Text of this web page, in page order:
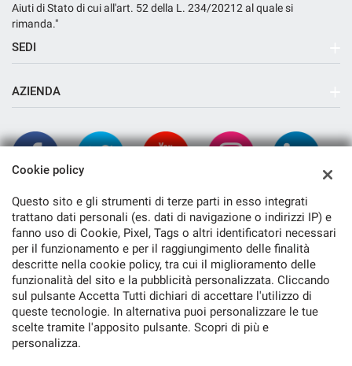
Aiuti di Stato di cui all'art. 52 della L. 234/20212 al quale si
rimanda."
SEDI
AZIENDA
TORNA IN CIMA
Copyright © 2026 Cambiocorsa Srl - P.IVA 01243710116 -
l'informativa sulla privacy
Cookie policy
Questo sito e gli strumenti di terze parti in esso integrati
trattano dati personali (es. dati di navigazione o indirizzi IP) e
fanno uso di Cookie, Pixel, Tags o altri identificatori necessari
per il funzionamento e per il raggiungimento delle finalità
descritte nella cookie policy, tra cui il miglioramento delle
funzionalità del sito e la pubblicità personalizzata. Cliccando
sul pulsante Accetta Tutti dichiari di accettare l'utilizzo di
queste tecnologie. In alternativa puoi personalizzare le tue
scelte tramite l'apposito pulsante. Scopri di più e
personalizza.